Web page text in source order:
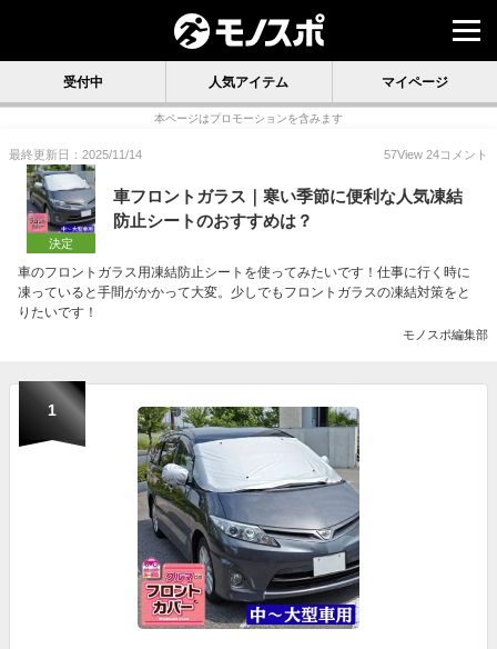
受付中 人気アイテム マイページ
本ページはプロモーションを含みます
最終更新日：2025/11/14 57View 24コメント
決定
車フロントガラス｜寒い季節に便利な人気凍結
防止シートのおすすめは？
車のフロントガラス用凍結防止シートを使ってみたいです！仕事に行く時に
凍っていると手間がかかって大変。少しでもフロントガラスの凍結対策をと
りたいです！
モノスポ編集部
1